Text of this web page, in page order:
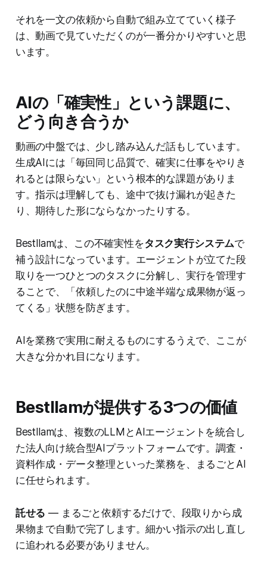
それを一文の依頼から自動で組み立てていく様子
は、動画で見ていただくのが一番分かりやすいと思
います。
AIの「確実性」という課題に、
どう向き合うか
動画の中盤では、少し踏み込んだ話もしています。
生成AIには「毎回同じ品質で、確実に仕事をやりき
れるとは限らない」という根本的な課題がありま
す。指示は理解しても、途中で抜け漏れが起きた
り、期待した形にならなかったりする。
Bestllamは、この不確実性をタスク実行システムで
補う設計になっています。エージェントが立てた段
取りを一つひとつのタスクに分解し、実行を管理す
ることで、「依頼したのに中途半端な成果物が返っ
てくる」状態を防ぎます。
AIを業務で実用に耐えるものにするうえで、ここが
大きな分かれ目になります。
Bestllamが提供する3つの価値
Bestllamは、複数のLLMとAIエージェントを統合し
た法人向け統合型AIプラットフォームです。調査・
資料作成・データ整理といった業務を、まるごとAI
に任せられます。
託せる — まるごと依頼するだけで、段取りから成
果物まで自動で完了します。細かい指示の出し直し
に追われる必要がありません。